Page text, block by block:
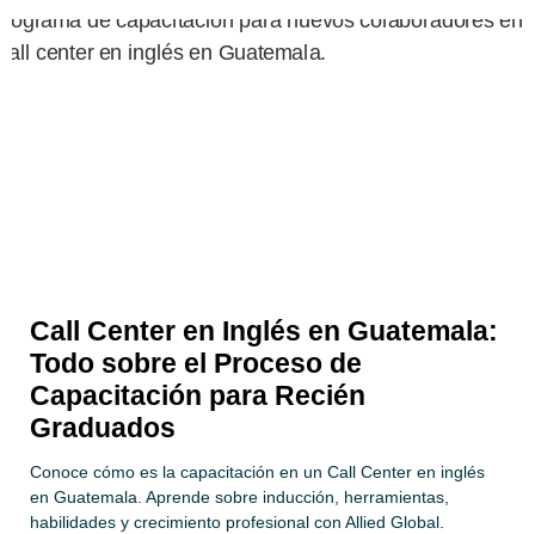
Call Center en Inglés en Guatemala:
Todo sobre el Proceso de
Capacitación para Recién
Graduados
Conoce cómo es la capacitación en un Call Center en inglés
en Guatemala. Aprende sobre inducción, herramientas,
habilidades y crecimiento profesional con Allied Global.